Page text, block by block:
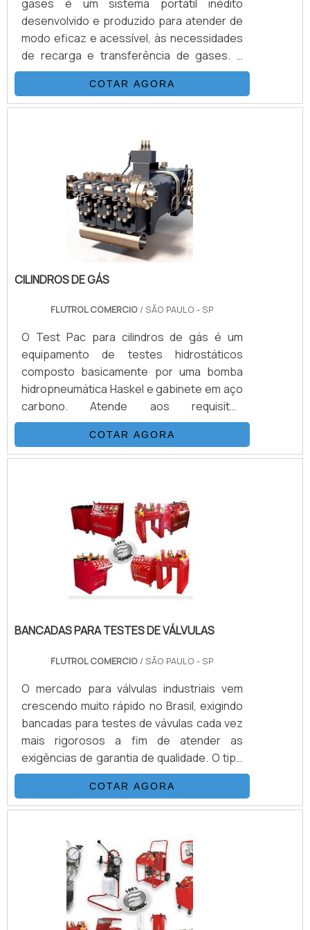
gases é um sistema portátil inédito
desenvolvido e produzido para atender de
modo eficaz e acessível, às necessidades
de recarga e transferência de gases. É
possível verificar quais as aplicções a
seguir: Recarga de N2 em disjuntores
Carga de Acumuladores Transferência de
de Pressão e Purgação.DETALHES
IMPORTANTES SOBRE O
PRODUTOAcionado a ar comprimido, tem o
mesmo princípio de funcionamento que as
bombas hidropn.
COTAR AGORA
CILINDROS DE GÁS
FLUTROL COMERCIO / SÃO PAULO - SP
O Test Pac para cilindros de gás é um
equipamento de testes hidrostáticos
composto basicamente por uma bomba
hidropneumática Haskel e gabinete em aço
carbono. Atende aos requisitos
estabelecidos pela portaria INMETRO/IPEM
para testes de expansão volumétrica.
Outros produtos disponíveis são
(Certificado RBC) e etc.Acionados por ar
comprimido de compressor, alguns
modelos conseguem gerar altas pressões
hidráulicas reguláv.
COTAR AGORA
BANCADAS PARA TESTES DE VÁLVULAS
FLUTROL COMERCIO / SÃO PAULO - SP
O mercado para válvulas industriais vem
crescendo muito rápido no Brasil, exigindo
bancadas para testes de vávulas cada vez
mais rigorosos a fim de atender as
exigências de garantia de qualidade. O tipo
de teste depende da válvula e da aplicação
dentre as mais comuns citamos: Teste do
corpo Pressão aplicada dentro do corpo da
(backseat) Pressão aplicada dentro do
corpo da válvula com contra vedação
(backseat) Teste com a válvula totalmente
aberta ou totalmente.
COTAR AGORA